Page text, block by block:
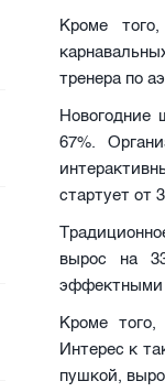
Кроме
тренера по
Новогодние
67%.
стартует от
вырос на
эффектными
Кроме
Интерес к
пушкой,